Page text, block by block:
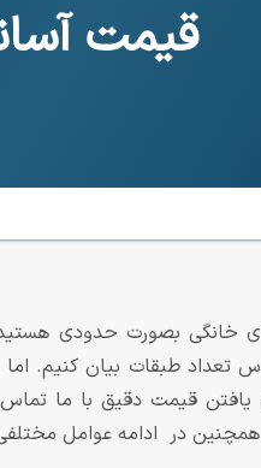
قیمت
خانگی بصورت حدودی
یافتن قیمت دقیق با ما
در ادامه عوامل